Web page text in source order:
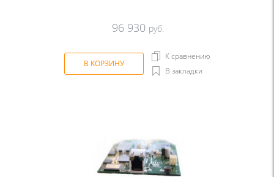
96 930 руб.
В КОРЗИНУ
К сравнению
В закладки